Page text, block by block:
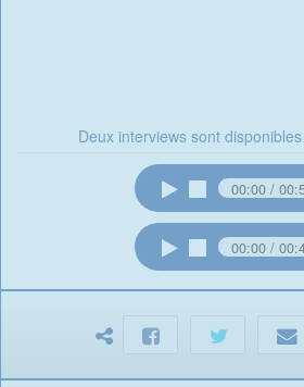
Deux interviews sont
00:00
00:00